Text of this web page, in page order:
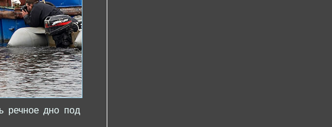
речное дно под